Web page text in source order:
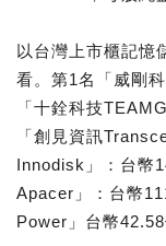
以台灣上市櫃記憶
看。第1名「威剛
「十銓科技
「創見資訊
Innodisk」：台幣
Apacer」：台幣
Power」台幣42.58